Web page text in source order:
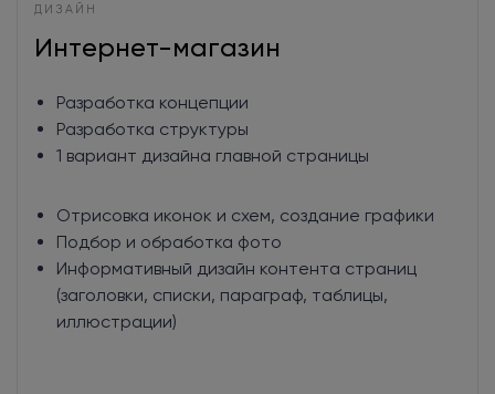
ДИЗАЙН
Интернет-магазин
Разработка концепции
Разработка структуры
1 вариант дизайна главной страницы
Отрисовка иконок и схем, создание графики
Подбор и обработка фото
Информативный дизайн контента страниц
(заголовки, списки, параграф, таблицы,
иллюстрации)